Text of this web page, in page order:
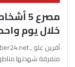
مصرع
خلال يوم
متفرقة شهدتها